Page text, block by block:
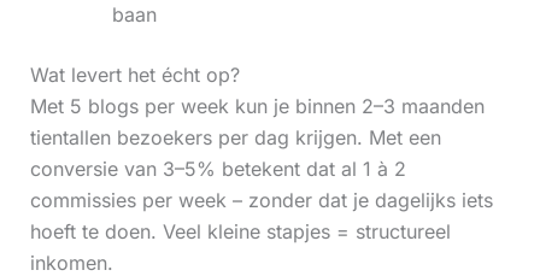
baan
Wat levert het écht op?
Met 5 blogs per week kun je binnen 2–3 maanden
tientallen bezoekers per dag krijgen. Met een
conversie van 3–5% betekent dat al 1 à 2
commissies per week – zonder dat je dagelijks iets
hoeft te doen. Veel kleine stapjes = structureel
inkomen.